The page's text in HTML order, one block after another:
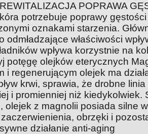
POPRAWA
potrzebuje poprawy
oznakami starzenia.
odmładzające właściwości
wpływa korzystnie na
potęgę olejków eterycznych
i regenerującym olejek ma
krwi, sprawia, że drobne
i promienniej niż
olejek z magnolii posiada silne
obrzęki i
działanie anti-aging